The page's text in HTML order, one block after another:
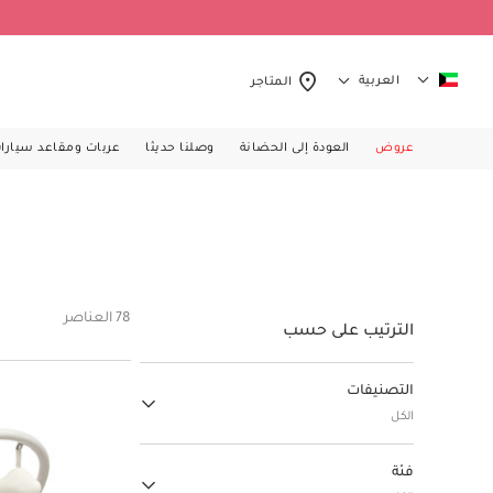
العربية المتاجر
عروض العودة إلى الحضانة وصلنا حديثا عربات ومقاعد
الترتيب على حسب
التصنيفات
الكل
فئة
78 العناصر